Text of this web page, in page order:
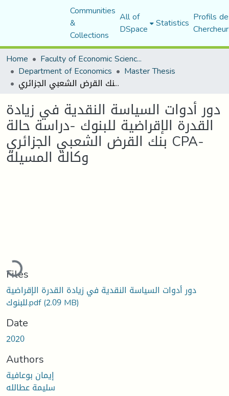
Communities
&
Collections
All of
DSpace Statistics Profils
Home
Faculty of Economic Sciences, Commerce and Management Sciences
Department of Economics Master Thesis
دور أدوات السياسة النقدية في زيادة القدرة الإقراضية للبنوك -دراسة حالة بنك القرض الشعبي الجزائري CPA-وكالة المسيلة
دور أدوات السياسة النقدية في زيادة
القدرة الإقراضية للبنوك -دراسة حالة
بنك القرض الشعبي الجزائري CPA-
وكالة المسيلة
Loading...
Files
دور أدوات السياسة النقدية في زيادة القدرة الإقراضية
للبنوك.pdf(2.09 MB)
Date
2020
Authors
إيمان بوعافية
سليمة عطالله